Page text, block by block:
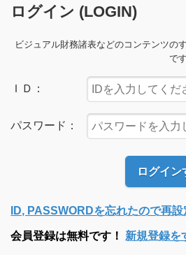
ログイン (LOGIN)
ビジュアル財務諸表などのコンテンツの
です
ＩＤ：
パスワード：
ログイン
ID, PASSWORDを忘れたので再設
会員登録は無料です！ 新規登録を